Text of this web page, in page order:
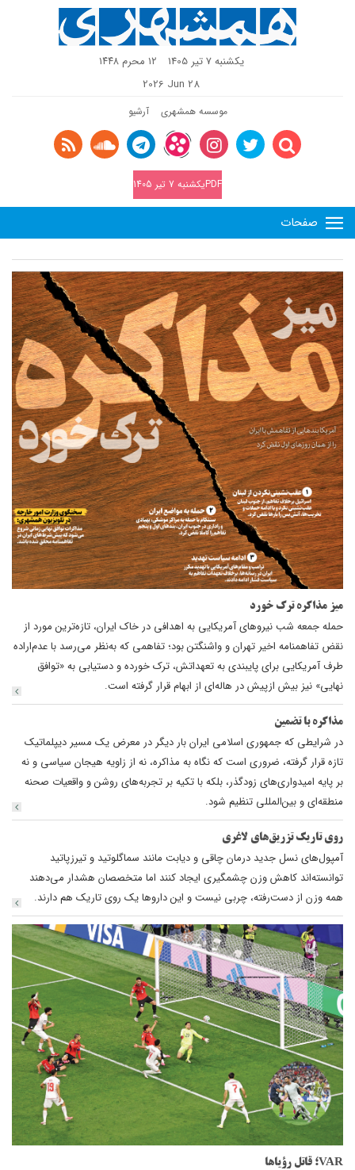
یکشنبه 7 تیر 1405
١٢ محرم ١٤٤٨
2026 Jun 28
موسسه همشهری آرشیو
PDFیکشنبه 7 تیر 1405
صفحات
میز مذاکره ترک خورد
حمله جمعه شب نیروهای آمریکایی به اهدافی در خاک ایران، تازه‌ترین مورد از
نقض تفاهمنامه اخیر تهران و واشنگتن بود؛ تفاهمی که به‌نظر می‌رسد با عدم‌اراده
طرف آمریکایی برای پایبندی به تعهداتش، ترک خورده و دستیابی به «توافق
نهایی» نیز بیش ازپیش در هاله‌ای از ابهام قرار گرفته‌ است.‌
مذاکره با تضمین
در شرایطی که جمهوری اسلامی ایران بار دیگر در معرض یک مسیر دیپلماتیک
تازه قرار گرفته، ضروری است که نگاه به مذاکره، نه از زاویه هیجان سیاسی و نه
بر پایه امیدواری‌های زودگذر، بلکه با تکیه بر تجربه‌های روشن و واقعیات صحنه
منطقه‌ای و بین‌المللی تنظیم شود.
روی تاریک تزریق‌های لاغری
آمپول‌های نسل جدید درمان چاقی و دیابت مانند سماگلوتید و تیرزپاتید
توانسته‌اند کاهش وزن چشمگیری ایجاد کنند اما متخصصان هشدار می‌دهند
همه وزن از دست‌رفته، چربی نیست و این داروها یک روی تاریک هم دارند.
VAR؛ قاتل رؤیاها